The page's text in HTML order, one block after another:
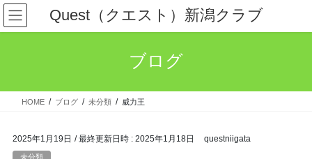
コ
ン
テ
ス
ナ
ビ
ゲ
ン
Quest（クエスト）新潟クラブ
ブログ
HOME ブログ 未分類 威力王
2025年1月19日 / 最終更新日時 : 2025年1月18日 questniigata
未分類